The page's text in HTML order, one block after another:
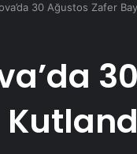
30 Ağustos Zafer